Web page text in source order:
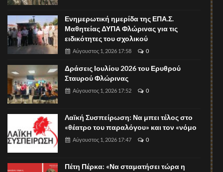
Ενημερωτική ημερίδα της ΕΠΑ.Σ.
Μαθητείας ΔΥΠΑ Φλώρινας για τις
ειδικότητες του σχολικού
Αύγουστος 1, 2026 17:58 0
Δράσεις Ιουλίου 2026 του Ερυθρού
Σταυρού Φλώρινας
Αύγουστος 1, 2026 17:52 0
Λαϊκή Συσπείρωση: Να μπει τέλος στο
«θέατρο του παραλόγου» και τον «νόμο
Αύγουστος 1, 2026 17:47 0
Πέτη Πέρκα: «Να σταματήσει τώρα η